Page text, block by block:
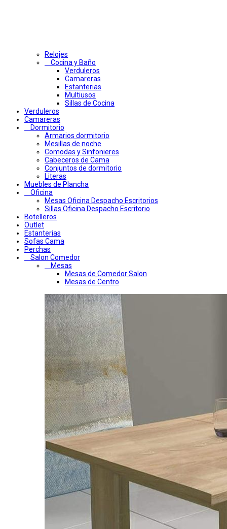
Relojes
Cocina y Baño
Verduleros
Camareras
Estanterias
Multiusos
Sillas de Cocina
Verduleros
Camareras
Dormitorio
Armarios dormitorio
Mesillas de noche
Comodas y Sinfonieres
Cabeceros de Cama
Conjuntos de dormitorio
Literas
Muebles de Plancha
Oficina
Mesas Oficina Despacho Escritorios
Sillas Oficina Despacho Escritorio
Botelleros
Outlet
Estanterias
Sofas Cama
Perchas
Salon Comedor
Mesas
Mesas de Comedor Salon
Mesas de Centro